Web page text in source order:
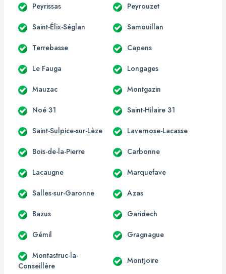
Peyrissas Peyrouzet
Saint-Élix-Séglan Samouillan
Terrebasse Capens
Le Fauga Longages
Mauzac Montgazin
Noé 31 Saint-Hilaire 31
Saint-Sulpice-sur-Lèze Lavernose-Lacasse
Bois-de-la-Pierre Carbonne
Lacaugne Marquefave
Salles-sur-Garonne Azas
Bazus Garidech
Gémil Gragnague
Montastruc-la-
Conseillère
Montjoire